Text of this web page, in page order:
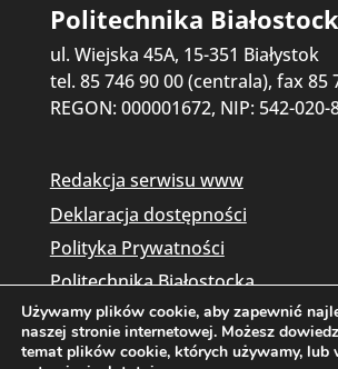
Politechnika
ul. Wiejska 45A, 15-351 Białystok
tel. 85 746 90 00 (centrala), fax 85
REGON: 000001672, NIP: 542-020-
Redakcja serwisu www
Deklaracja dostępności
Polityka Prywatności
Politechnika Białostocka
Używamy plików cookie, aby zapewnić
naszej stronie internetowej. Możesz
temat plików cookie, których używamy, lub